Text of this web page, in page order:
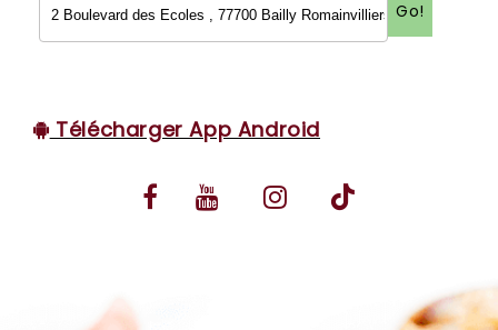
VOS AVIS
MENTIONS LÉGALES
Go!
Télécharger App Android